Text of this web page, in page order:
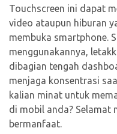
Touchscreen ini dapat
video ataupun hiburan
membuka smartphone.
menggunakannya,
dibagian tengah
menjaga konsentrasi
kalian minat untuk
di mobil anda? Selamat
bermanfaat.